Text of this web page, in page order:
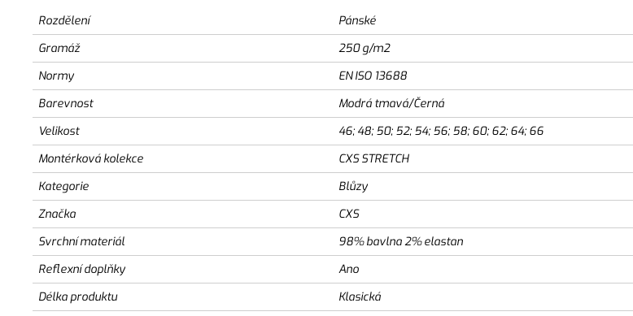
Rozdělení
Pánské
Gramáž
250 g/m2
Normy
EN ISO 13688
Barevnost
Modrá tmavá/Černá
Velikost
46; 48; 50; 52; 54; 56; 58; 60; 62; 64; 66
Montérková kolekce
CXS STRETCH
Kategorie
Blůzy
Značka
CXS
Svrchní materiál
98% bavlna 2% elastan
Reflexní doplňky
Ano
Délka produktu
Klasická